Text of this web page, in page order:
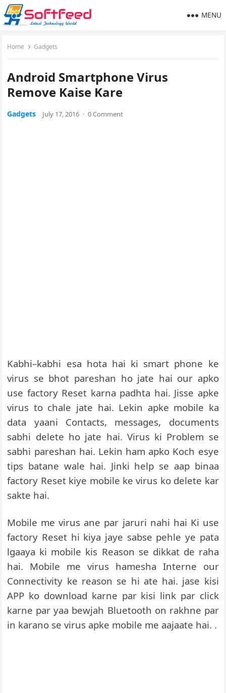
MENU
Home Gadgets
Android Smartphone Virus
Remove Kaise Kare
Gadgets July 17, 2016 · 0 Comment
Kabhi–kabhi esa hota hai ki smart phone ke
virus se bhot pareshan ho jate hai our apko
use factory Reset karna padhta hai. Jisse apke
virus to chale jate hai. Lekin apke mobile ka
data yaani Contacts, messages, documents
sabhi delete ho jate hai. Virus ki Problem se
sabhi pareshan hai. Lekin ham apko Koch esye
tips batane wale hai. Jinki help se aap binaa
factory Reset kiye mobile ke virus ko delete kar
sakte hai.
Mobile me virus ane par jaruri nahi hai Ki use
factory Reset hi kiya jaye sabse pehle ye pata
lgaaya ki mobile kis Reason se dikkat de raha
hai. Mobile me virus hamesha Interne our
Connectivity ke reason se hi ate hai. jase kisi
APP ko download karne par kisi link par click
karne par yaa bewjah Bluetooth on rakhne par
in karano se virus apke mobile me aajaate hai. .